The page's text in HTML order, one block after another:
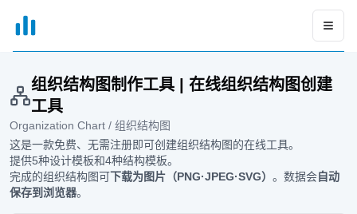
xGrapher
组织结构图制作工具 | 在线组织结构图创建
工具
Organization Chart / 组织结构图
这是一款免费、无需注册即可创建组织结构图的在线工具。
提供5种设计模板和4种结构模板。
完成的组织结构图可下载为图片（PNG·JPEG·SVG） 。数据会自动
保存到浏览器。